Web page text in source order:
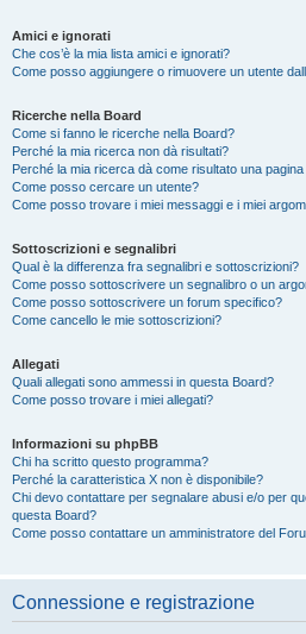
Amici e ignorati
Che cos’è la mia lista amici e ignorati?
Come posso aggiungere o rimuovere un utente
Ricerche nella Board
Come si fanno le ricerche nella Board?
Perché la mia ricerca non dà risultati?
Perché la mia ricerca dà come risultato una
Come posso cercare un utente?
Come posso trovare i miei messaggi e i miei
Sottoscrizioni e segnalibri
Qual è la differenza fra segnalibri e sottoscrizioni?
Come posso sottoscrivere un segnalibro o un
Come posso sottoscrivere un forum specifico?
Come cancello le mie sottoscrizioni?
Allegati
Quali allegati sono ammessi in questa Board?
Come posso trovare i miei allegati?
Informazioni su phpBB
Chi ha scritto questo programma?
Perché la caratteristica X non è disponibile?
Chi devo contattare per segnalare abusi e/o per
questa Board?
Come posso contattare un amministratore del
Connessione e registrazione